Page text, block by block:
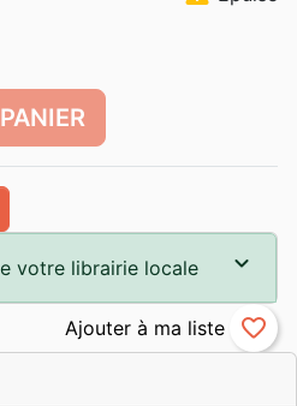
votre librairie locale
favorite_border